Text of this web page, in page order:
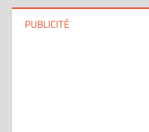
PUBLICITÉ